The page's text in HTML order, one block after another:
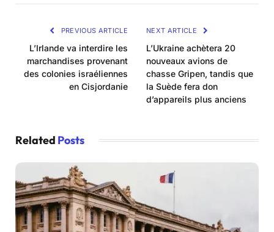
PREVIOUS ARTICLE
L’Irlande va interdire les
marchandises provenant
des colonies israéliennes
en Cisjordanie
NEXT ARTICLE
L’Ukraine achètera 20
nouveaux avions de
chasse Gripen, tandis que
la Suède fera don
d’appareils plus anciens
Related Posts